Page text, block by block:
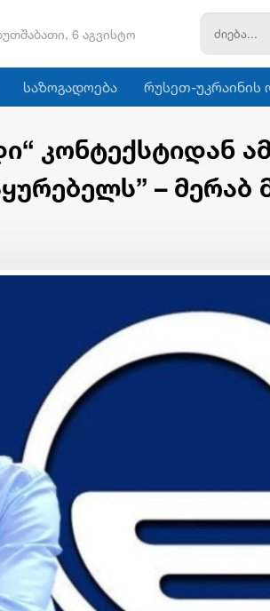
6 აგვისტო
საზოგადოება რუსეთ-უკრაინის
კონტექსტიდან
– მერაბ
ბიზნესი & ეკონომიკა